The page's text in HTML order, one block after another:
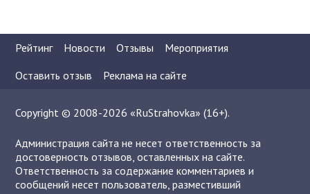
Рейтинг Новости Отзывы
Мероприятия
Оставить отзыв
Реклама на сайте
Copyright © 2008-2026 «RuStrahovka» (16+).
Администрация сайта не несет ответственность за
достоверность отзывов, оставленных на сайте.
Ответственность за содержание комментариев и
сообщений несет пользователь, разместивший